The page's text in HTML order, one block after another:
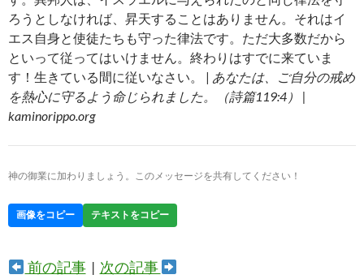
ろうとしなければ、昇天することはありません。それはイ
エス自身と使徒たちも守った律法です。ただ大多数だから
といって従ってはいけません。終わりはすでに来ていま
す！生きている間に従いなさい。 | あなたは、ご自分の戒め
を熱心に守るよう命じられました。（詩篇119:4） |
kaminorippo.org
神の御業に加わりましょう。このメッセージを共有してください！
画像をコピー テキストをコピー
前の記事| 次の記事